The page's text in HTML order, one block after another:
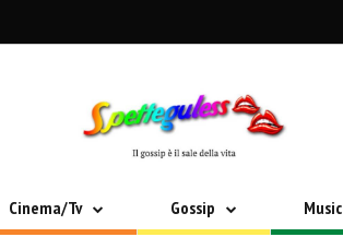
Cinema/Tv Gossip Music